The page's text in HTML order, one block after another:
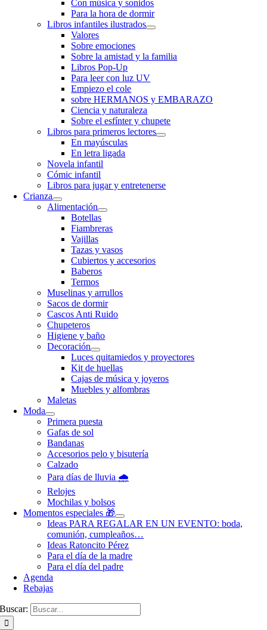
Con música y sonidos
Para la hora de dormir
Libros infantiles ilustrados
Valores
Sobre emociones
Sobre la amistad y la familia
Libros Pop-Up
Para leer con luz UV
Empiezo el cole
sobre HERMANOS y EMBARAZO
Ciencia y naturaleza
Sobre el esfínter y chupete
Libros para primeros lectores
En mayúsculas
En letra ligada
Novela infantil
Cómic infantil
Libros para jugar y entretenerse
Crianza
Alimentación
Botellas
Fiambreras
Vajillas
Tazas y vasos
Cubiertos y accesorios
Baberos
Termos
Muselinas y arrullos
Sacos de dormir
Cascos Anti Ruido
Chupeteros
Higiene y baño
Decoración
Luces quitamiedos y proyectores
Kit de huellas
Cajas de música y joyeros
Muebles y alfombras
Maletas
Moda
Primera puesta
Gafas de sol
Bandanas
Accesorios pelo y bisutería
Calzado
Para días de lluvia 🌧️
Relojes
Mochilas y bolsos
Momentos especiales 🎁
Ideas PARA REGALAR EN UN EVENTO: boda,
comunión, cumpleaños…
Ideas Ratoncito Pérez
Para el día de la madre
Para el día del padre
Agenda
Rebajas
Buscar: